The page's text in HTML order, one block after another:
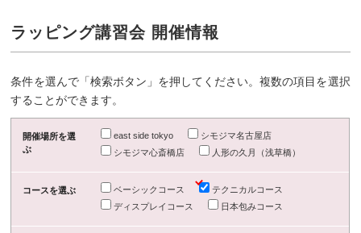
ラッピング講習会 開催情報
条件を選んで「検索ボタン」を押してください。複数の項目を選択
することができます。
開催場所を選
ぶ
east side tokyo
シモジマ名古屋店
シモジマ心斎橋店
人形の久月（浅草橋）
コースを選ぶ ベーシックコース
テクニカルコース
ディスプレイコース
日本包みコース